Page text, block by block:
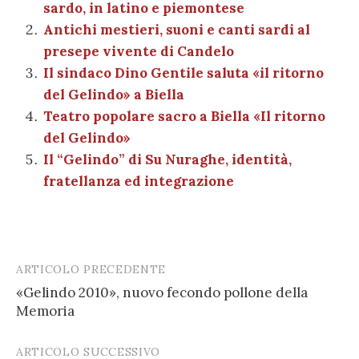
o
o
k
p
p
er n
vi
di
sardo, in latino e piemontese
Antichi mestieri, suoni e canti sardi al
presepe vivente di Candelo
Il sindaco Dino Gentile saluta «il ritorno
del Gelindo» a Biella
Teatro popolare sacro a Biella «Il ritorno
del Gelindo»
Il “Gelindo” di Su Nuraghe, identità,
fratellanza ed integrazione
Post
navigation
ARTICOLO PRECEDENTE
«Gelindo 2010», nuovo fecondo pollone della
Memoria
ARTICOLO SUCCESSIVO